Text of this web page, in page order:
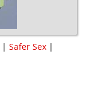
| Safer Sex |